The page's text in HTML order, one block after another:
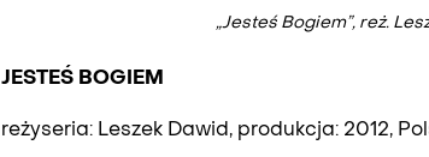
„Jesteś Bogiem”, reż.
JESTEŚ BOGIEM
reżyseria: Leszek Dawid, produkcja: 2012,